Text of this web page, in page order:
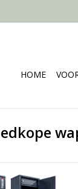
HOME
en